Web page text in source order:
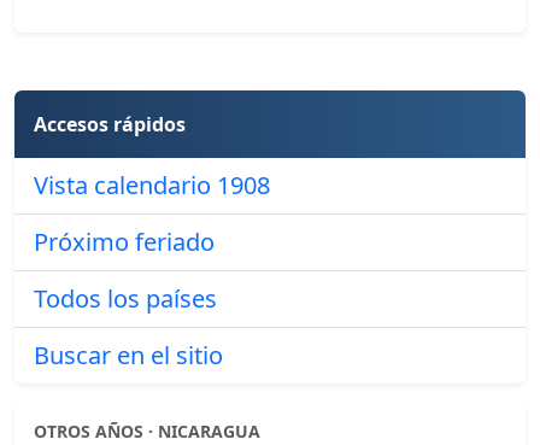
Accesos rápidos
Vista calendario 1908
Próximo feriado
Todos los países
Buscar en el sitio
OTROS AÑOS · NICARAGUA